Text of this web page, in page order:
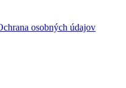
osobných údajov